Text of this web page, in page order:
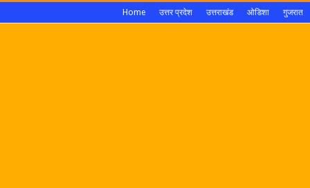
Home उत्तर प्रदेश उत्तराखंड ओडिशा गुजरात